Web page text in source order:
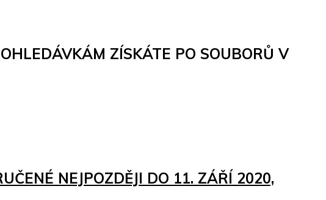
ZÍSKÁTE PO SOUBORŮ V
NEJPOZDĚJI DO 11. ZÁŘÍ 2020,